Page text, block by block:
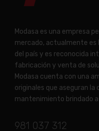
Modasa es una empresa
mercado, actualmente es
del país y es reconocida
fabricación y venta de
Modasa cuenta con una
originales que aseguran
mantenimiento brindado
981 037 312